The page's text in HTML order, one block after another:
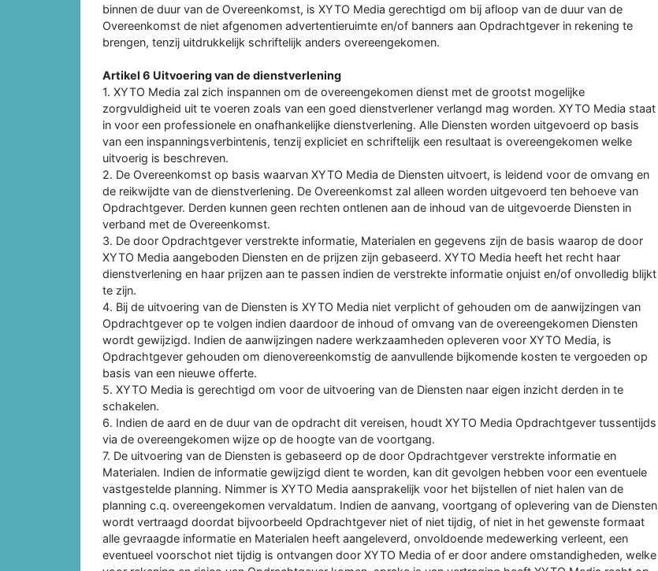
binnen de duur van de Overeenkomst, is XYTO Media gerechtigd om bij afloop van de duur van de
Overeenkomst de niet afgenomen advertentieruimte en/of banners aan Opdrachtgever in rekening te
brengen, tenzij uitdrukkelijk schriftelijk anders overeengekomen.
Artikel 6 Uitvoering van de dienstverlening
1. XYTO Media zal zich inspannen om de overeengekomen dienst met de grootst mogelijke
zorgvuldigheid uit te voeren zoals van een goed dienstverlener verlangd mag worden. XYTO Media staat
in voor een professionele en onafhankelijke dienstverlening. Alle Diensten worden uitgevoerd op basis
van een inspanningsverbintenis, tenzij expliciet en schriftelijk een resultaat is overeengekomen welke
uitvoerig is beschreven.
2. De Overeenkomst op basis waarvan XYTO Media de Diensten uitvoert, is leidend voor de omvang en
de reikwijdte van de dienstverlening. De Overeenkomst zal alleen worden uitgevoerd ten behoeve van
Opdrachtgever. Derden kunnen geen rechten ontlenen aan de inhoud van de uitgevoerde Diensten in
verband met de Overeenkomst.
3. De door Opdrachtgever verstrekte informatie, Materialen en gegevens zijn de basis waarop de door
XYTO Media aangeboden Diensten en de prijzen zijn gebaseerd. XYTO Media heeft het recht haar
dienstverlening en haar prijzen aan te passen indien de verstrekte informatie onjuist en/of onvolledig blijkt
te zijn.
4. Bij de uitvoering van de Diensten is XYTO Media niet verplicht of gehouden om de aanwijzingen van
Opdrachtgever op te volgen indien daardoor de inhoud of omvang van de overeengekomen Diensten
wordt gewijzigd. Indien de aanwijzingen nadere werkzaamheden opleveren voor XYTO Media, is
Opdrachtgever gehouden om dienovereenkomstig de aanvullende bijkomende kosten te vergoeden op
basis van een nieuwe offerte.
5. XYTO Media is gerechtigd om voor de uitvoering van de Diensten naar eigen inzicht derden in te
schakelen.
6. Indien de aard en de duur van de opdracht dit vereisen, houdt XYTO Media Opdrachtgever tussentijds
via de overeengekomen wijze op de hoogte van de voortgang.
7. De uitvoering van de Diensten is gebaseerd op de door Opdrachtgever verstrekte informatie en
Materialen. Indien de informatie gewijzigd dient te worden, kan dit gevolgen hebben voor een eventuele
vastgestelde planning. Nimmer is XYTO Media aansprakelijk voor het bijstellen of niet halen van de
planning c.q. overeengekomen vervaldatum. Indien de aanvang, voortgang of oplevering van de Diensten
wordt vertraagd doordat bijvoorbeeld Opdrachtgever niet of niet tijdig, of niet in het gewenste formaat
alle gevraagde informatie en Materialen heeft aangeleverd, onvoldoende medewerking verleent, een
eventueel voorschot niet tijdig is ontvangen door XYTO Media of er door andere omstandigheden, welke